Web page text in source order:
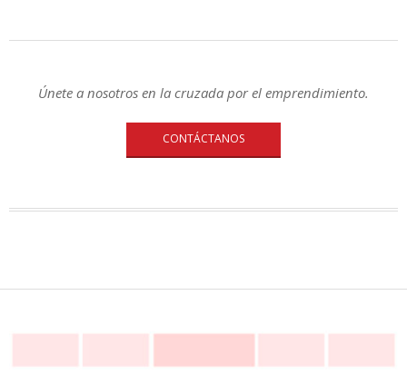
Únete a nosotros en la cruzada por el emprendimiento.
CONTÁCTANOS